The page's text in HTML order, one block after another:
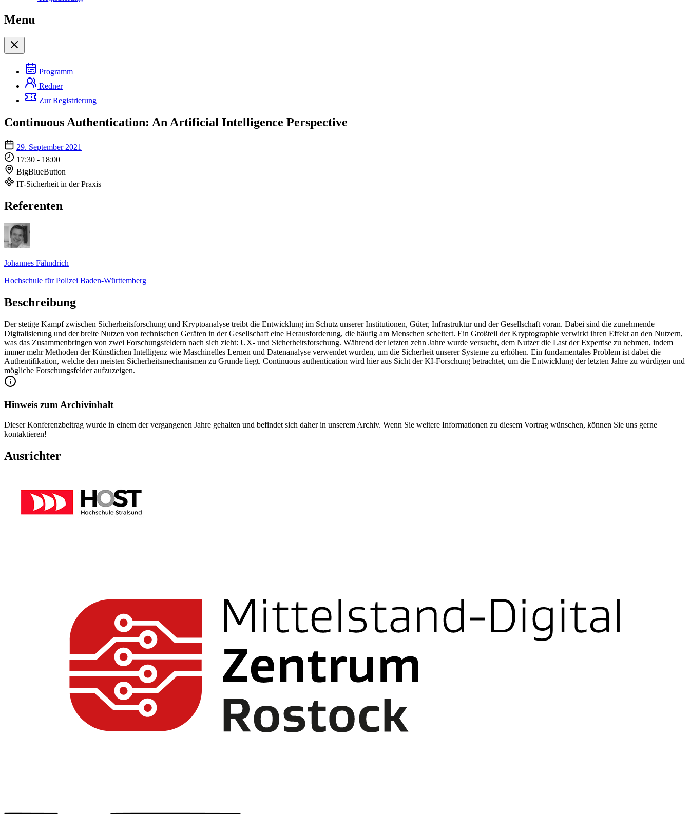
Menu
Programm
Redner
Zur Registrierung
Continuous Authentication: An Artificial Intelligence Perspective
29. September 2021
17:30 - 18:00
BigBlueButton
IT-Sicherheit in der Praxis
Referenten
Johannes Fähndrich
Hochschule für Polizei Baden-Württemberg
Beschreibung
Der stetige Kampf zwischen Sicherheitsforschung und Kryptoanalyse treibt die Entwicklung im Schutz unserer Institutionen, Güter, Infrastruktur und der Gesellschaft voran. Dabei sind die zunehmende
Digitalisierung und der breite Nutzen von technischen Geräten in der Gesellschaft eine Herausforderung, die häufig am Menschen scheitert. Ein Großteil der Kryptographie verwirkt ihren Effekt an den Nutzern,
was das Zusammenbringen von zwei Forschungsfeldern nach sich zieht: UX- und Sicherheitsforschung. Während der letzten zehn Jahre wurde versucht, dem Nutzer die Last der Expertise zu nehmen, indem
immer mehr Methoden der Künstlichen Intelligenz wie Maschinelles Lernen und Datenanalyse verwendet wurden, um die Sicherheit unserer Systeme zu erhöhen. Ein fundamentales Problem ist dabei die
Authentifikation, welche den meisten Sicherheitsmechanismen zu Grunde liegt. Continuous authentication wird hier aus Sicht der KI-Forschung betrachtet, um die Entwicklung der letzten Jahre zu würdigen und
mögliche Forschungsfelder aufzuzeigen.
Hinweis zum Archivinhalt
Dieser Konferenzbeitrag wurde in einem der vergangenen Jahre gehalten und befindet sich daher in unserem Archiv. Wenn Sie weitere Informationen zu diesem Vortrag wünschen, können Sie uns gerne
kontaktieren!
Ausrichter